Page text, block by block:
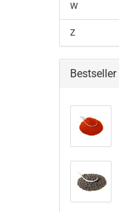
W
Z
Bestseller